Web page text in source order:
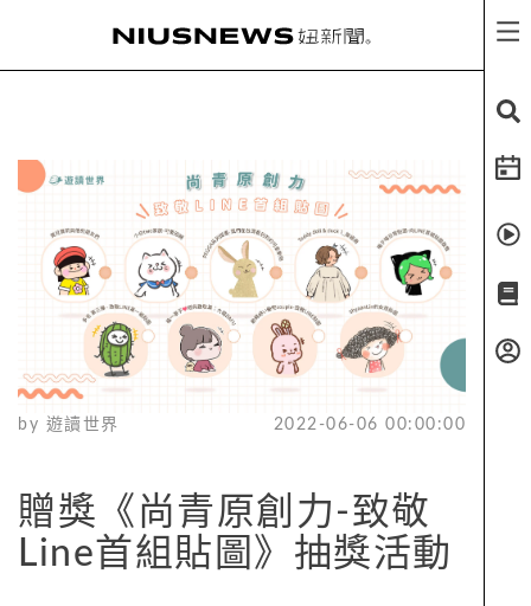
by 遊讀世界 2022-06-06 00:00:00
贈獎《尚青原創力-致敬
Line首組貼圖》抽獎活動